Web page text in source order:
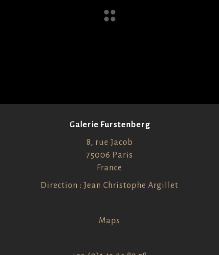
Galerie Furstenberg
8, rue Jacob
75006 Paris
France
Direction : Jean Christophe Argillet
Maps